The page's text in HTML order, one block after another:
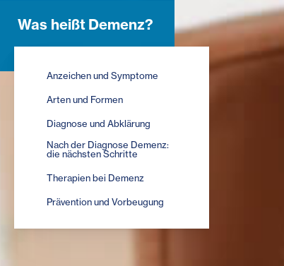
Was heißt Demenz?
Anzeichen und Symptome
Arten und Formen
Diagnose und Abklärung
Nach der Diagnose Demenz:
die nächsten Schritte
Therapien bei Demenz
Prävention und Vorbeugung